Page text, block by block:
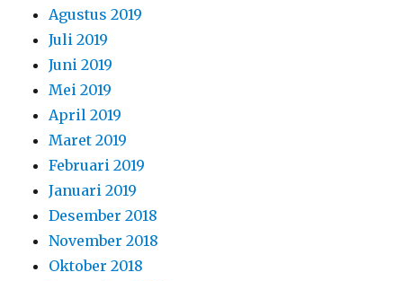
Agustus 2019
Juli 2019
Juni 2019
Mei 2019
April 2019
Maret 2019
Februari 2019
Januari 2019
Desember 2018
November 2018
Oktober 2018